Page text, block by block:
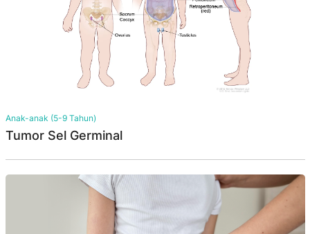
Anak-anak (5-9 Tahun)
Tumor Sel Germinal